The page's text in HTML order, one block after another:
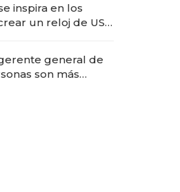
inspira en los
un reloj de US$
general de
son más